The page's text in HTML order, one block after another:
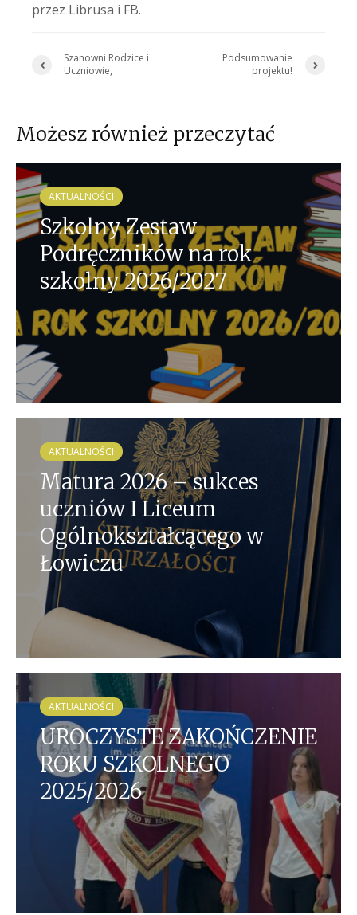
przez Librusa i FB.
Szanowni Rodzice i
Uczniowie,
Podsumowanie
projektu!
Możesz również przeczytać
AKTUALNOŚCI
Szkolny Zestaw
Podręczników na rok
szkolny 2026/2027
AKTUALNOŚCI
Matura 2026 – sukces
uczniów I Liceum
Ogólnokształcącego w
Łowiczu
AKTUALNOŚCI
UROCZYSTE ZAKOŃCZENIE
ROKU SZKOLNEGO
2025/2026